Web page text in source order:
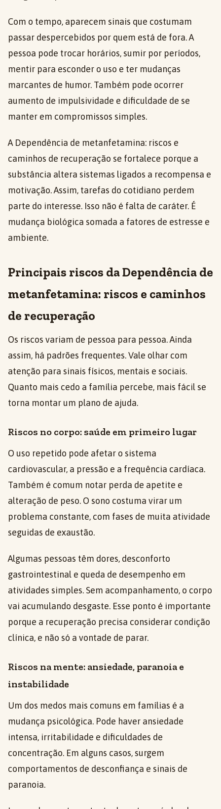
Com o tempo, aparecem sinais que costumam
passar despercebidos por quem está de fora. A
pessoa pode trocar horários, sumir por períodos,
mentir para esconder o uso e ter mudanças
marcantes de humor. Também pode ocorrer
aumento de impulsividade e dificuldade de se
manter em compromissos simples.
A Dependência de metanfetamina: riscos e
caminhos de recuperação se fortalece porque a
substância altera sistemas ligados a recompensa e
motivação. Assim, tarefas do cotidiano perdem
parte do interesse. Isso não é falta de caráter. É
mudança biológica somada a fatores de estresse e
ambiente.
Principais riscos da Dependência de
metanfetamina: riscos e caminhos
de recuperação
Os riscos variam de pessoa para pessoa. Ainda
assim, há padrões frequentes. Vale olhar com
atenção para sinais físicos, mentais e sociais.
Quanto mais cedo a família percebe, mais fácil se
torna montar um plano de ajuda.
Riscos no corpo: saúde em primeiro lugar
O uso repetido pode afetar o sistema
cardiovascular, a pressão e a frequência cardíaca.
Também é comum notar perda de apetite e
alteração de peso. O sono costuma virar um
problema constante, com fases de muita atividade
seguidas de exaustão.
Algumas pessoas têm dores, desconforto
gastrointestinal e queda de desempenho em
atividades simples. Sem acompanhamento, o corpo
vai acumulando desgaste. Esse ponto é importante
porque a recuperação precisa considerar condição
clínica, e não só a vontade de parar.
Riscos na mente: ansiedade, paranoia e
instabilidade
Um dos medos mais comuns em famílias é a
mudança psicológica. Pode haver ansiedade
intensa, irritabilidade e dificuldades de
concentração. Em alguns casos, surgem
comportamentos de desconfiança e sinais de
paranoia.